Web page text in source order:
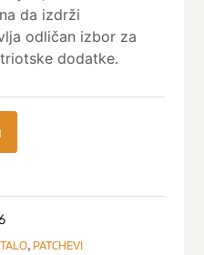
da izdrži
odličan izbor za
dodatke.
, PATCHEVI